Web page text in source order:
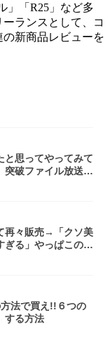
」「R25」など多
ランスとして、コ
新商品レビューを
と思ってやってみて
突破ファイル放送で
再々販売→「クソ美
ぎる」やっぱこのク
法で買え!!６つの
する方法